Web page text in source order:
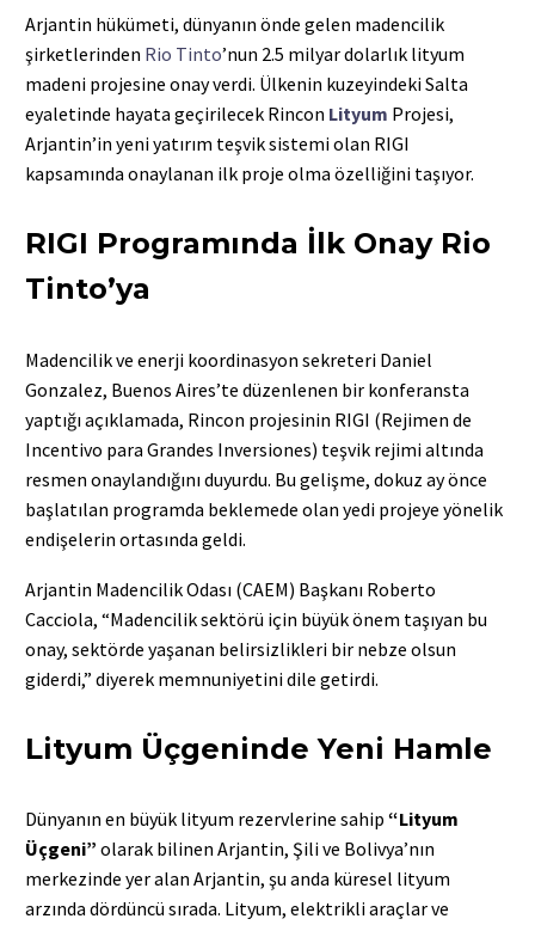
Arjantin hükümeti, dünyanın önde gelen madencilik
şirketlerinden Rio Tinto’nun 2.5 milyar dolarlık lityum
madeni projesine onay verdi. Ülkenin kuzeyindeki Salta
eyaletinde hayata geçirilecek Rincon Lityum Projesi,
Arjantin’in yeni yatırım teşvik sistemi olan RIGI
kapsamında onaylanan ilk proje olma özelliğini taşıyor.
RIGI Programında İlk Onay Rio
Tinto’ya
Madencilik ve enerji koordinasyon sekreteri Daniel
Gonzalez, Buenos Aires’te düzenlenen bir konferansta
yaptığı açıklamada, Rincon projesinin RIGI (Rejimen de
Incentivo para Grandes Inversiones) teşvik rejimi altında
resmen onaylandığını duyurdu. Bu gelişme, dokuz ay önce
başlatılan programda beklemede olan yedi projeye yönelik
endişelerin ortasında geldi.
Arjantin Madencilik Odası (CAEM) Başkanı Roberto
Cacciola, “Madencilik sektörü için büyük önem taşıyan bu
onay, sektörde yaşanan belirsizlikleri bir nebze olsun
giderdi,” diyerek memnuniyetini dile getirdi.
Lityum Üçgeninde Yeni Hamle
Dünyanın en büyük lityum rezervlerine sahip “Lityum
Üçgeni” olarak bilinen Arjantin, Şili ve Bolivya’nın
merkezinde yer alan Arjantin, şu anda küresel lityum
arzında dördüncü sırada. Lityum, elektrikli araçlar ve